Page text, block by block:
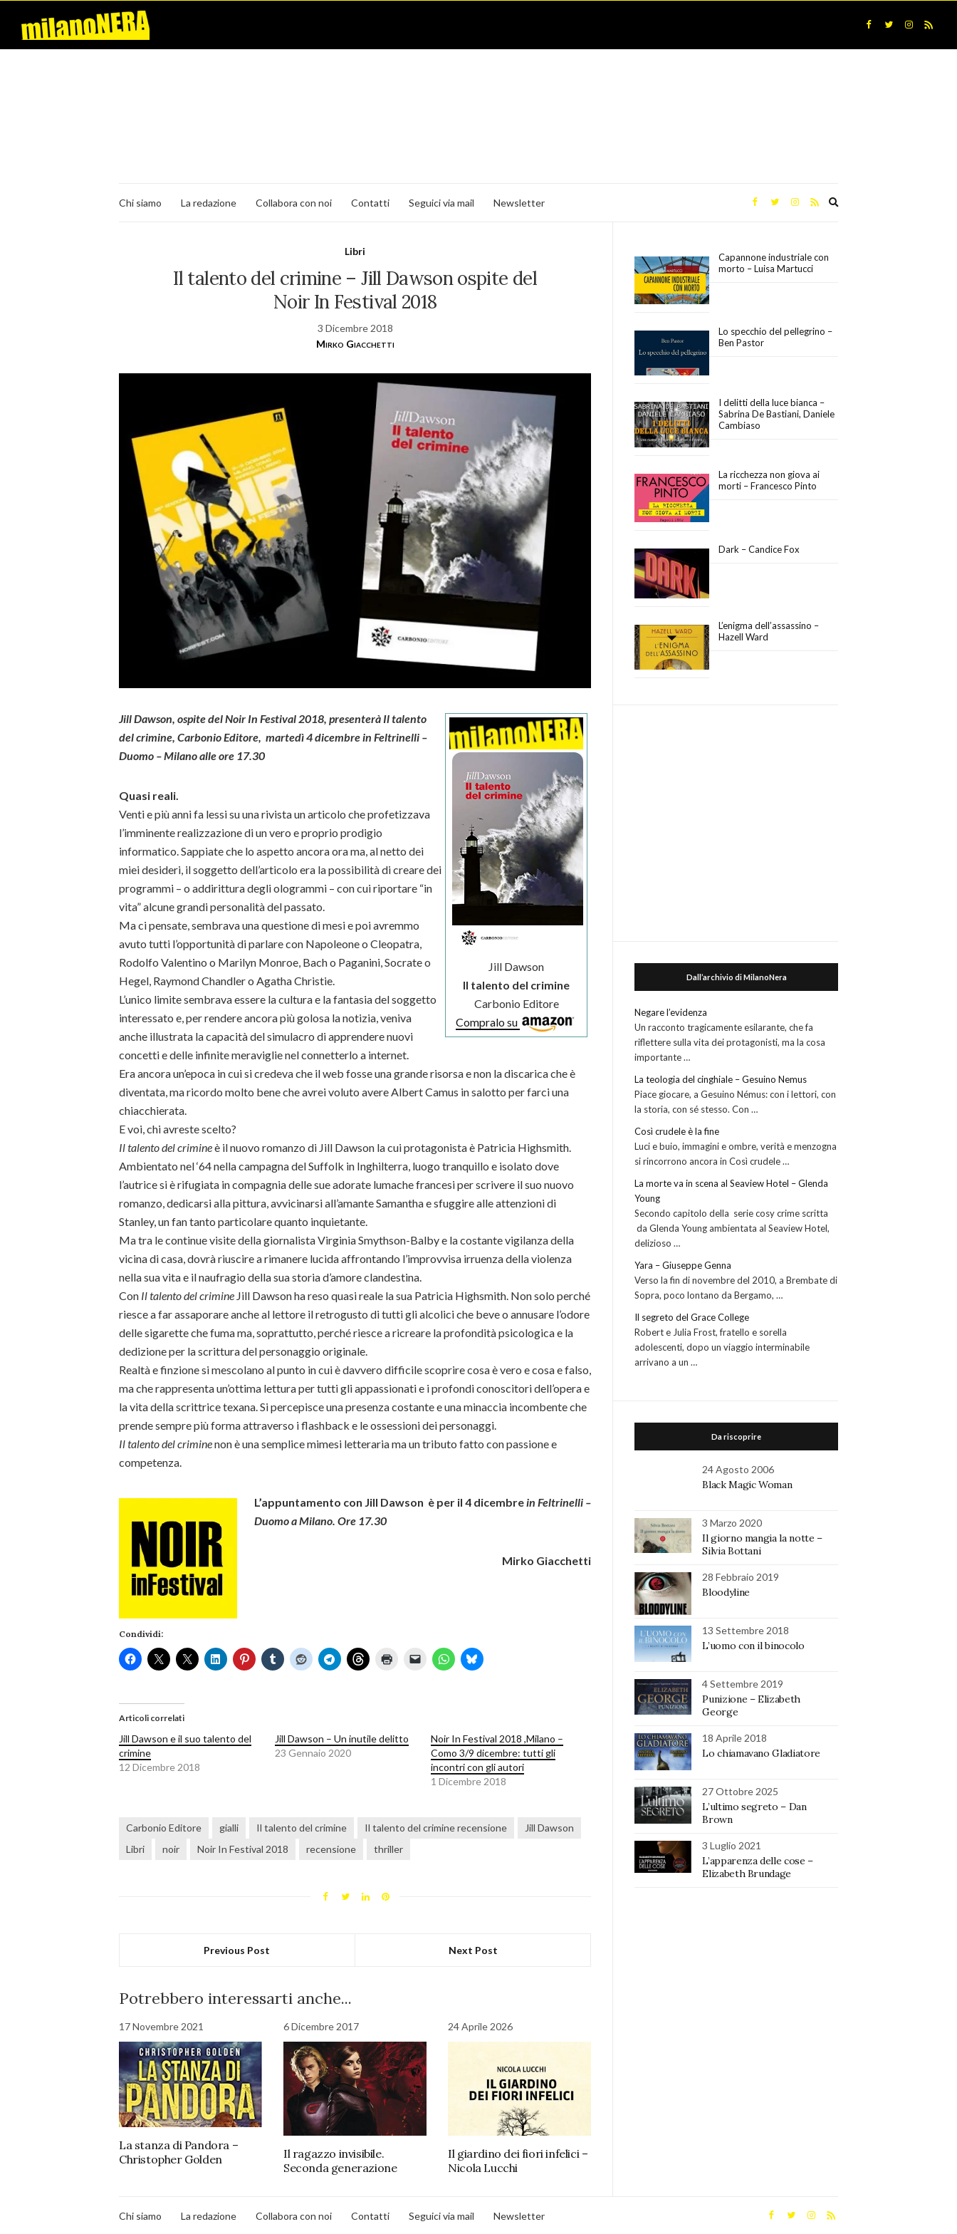
Chi siamo La redazione Collabora con noi Contatti Seguici via mail Newsletter
Libri
Il talento del crimine – Jill Dawson ospite del
Noir In Festival 2018
3 Dicembre 2018
Mirko Giacchetti
Jill Dawson
Il talento del crimine
Carbonio Editore
Compralo su
Jill Dawson, ospite del Noir In Festival 2018, presenterà Il talento
del crimine, Carbonio Editore, martedì 4 dicembre in Feltrinelli –
Duomo – Milano alle ore 17.30
Quasi reali.
Venti e più anni fa lessi su una rivista un articolo che profetizzava
l’imminente realizzazione di un vero e proprio prodigio
informatico. Sappiate che lo aspetto ancora ora ma, al netto dei
miei desideri, il soggetto dell’articolo era la possibilità di creare dei
programmi – o addirittura degli ologrammi – con cui riportare “in
vita” alcune grandi personalità del passato.
Ma ci pensate, sembrava una questione di mesi e poi avremmo
avuto tutti l’opportunità di parlare con Napoleone o Cleopatra,
Rodolfo Valentino o Marilyn Monroe, Bach o Paganini, Socrate o
Hegel, Raymond Chandler o Agatha Christie.
L’unico limite sembrava essere la cultura e la fantasia del soggetto
interessato e, per rendere ancora più golosa la notizia, veniva
anche illustrata la capacità del simulacro di apprendere nuovi
concetti e delle infinite meraviglie nel connetterlo a internet.
Era ancora un’epoca in cui si credeva che il web fosse una grande risorsa e non la discarica che è
diventata, ma ricordo molto bene che avrei voluto avere Albert Camus in salotto per farci una
chiacchierata.
E voi, chi avreste scelto?
Il talento del crimineè il nuovo romanzo di Jill Dawson la cui protagonista è Patricia Highsmith.
Ambientato nel ‘64 nella campagna del Suffolk in Inghilterra, luogo tranquillo e isolato dove
l’autrice si è rifugiata in compagnia delle sue adorate lumache francesi per scrivere il suo nuovo
romanzo, dedicarsi alla pittura, avvicinarsi all’amante Samantha e sfuggire alle attenzioni di
Stanley, un fan tanto particolare quanto inquietante.
Ma tra le continue visite della giornalista Virginia Smythson-Balby e la costante vigilanza della
vicina di casa, dovrà riuscire a rimanere lucida affrontando l’improvvisa irruenza della violenza
nella sua vita e il naufragio della sua storia d’amore clandestina.
Con Il talento del crimine Jill Dawson ha reso quasi reale la sua Patricia Highsmith. Non solo perché
riesce a far assaporare anche al lettore il retrogusto di tutti gli alcolici che beve o annusare l’odore
delle sigarette che fuma ma, soprattutto, perché riesce a ricreare la profondità psicologica e la
dedizione per la scrittura del personaggio originale.
Realtà e finzione si mescolano al punto in cui è davvero difficile scoprire cosa è vero e cosa e falso,
ma che rappresenta un’ottima lettura per tutti gli appassionati e i profondi conoscitori dell’opera e
la vita della scrittrice texana. Si percepisce una presenza costante e una minaccia incombente che
prende sempre più forma attraverso i flashback e le ossessioni dei personaggi.
Il talento del criminenon è una semplice mimesi letteraria ma un tributo fatto con passione e
competenza.
L’appuntamento con Jill Dawson è per il 4 dicembrein Feltrinelli –
Duomo a Milano. Ore 17.30
Mirko Giacchetti
Condividi:
Articoli correlati
Jill Dawson e il suo talento del
crimine
12 Dicembre 2018
Jill Dawson – Un inutile delitto
23 Gennaio 2020
Noir In Festival 2018 ,Milano –
Como 3/9 dicembre: tutti gli
incontri con gli autori
1 Dicembre 2018
Carbonio Editore gialli Il talento del crimine Il talento del crimine recensione
Jill Dawson
Libri
noir Noir In Festival 2018 recensione thriller
Previous Post Next Post
Potrebbero interessarti anche...
17 Novembre 2021
La stanza di Pandora –
Christopher Golden
6 Dicembre 2017
Il ragazzo invisibile.
Seconda generazione
24 Aprile 2026
Il giardino dei fiori infelici –
Nicola Lucchi
Capannone industriale con
morto – Luisa Martucci
Lo specchio del pellegrino –
Ben Pastor
I delitti della luce bianca –
Sabrina De Bastiani, Daniele
Cambiaso
La ricchezza non giova ai
morti – Francesco Pinto
Dark – Candice Fox
L’enigma dell’assassino –
Hazell Ward
Dall’archivio di MilanoNera
Negare l’evidenza
Un racconto tragicamente esilarante, che fa
riflettere sulla vita dei protagonisti, ma la cosa
importante …
La teologia del cinghiale – Gesuino Nemus
Piace giocare, a Gesuino Némus: con i lettori, con
la storia, con sé stesso. Con …
Così crudele è la fine
Luci e buio, immagini e ombre, verità e menzogna
si rincorrono ancora in Così crudele …
La morte va in scena al Seaview Hotel – Glenda
Young
Secondo capitolo della serie cosy crime scritta
da Glenda Young ambientata al Seaview Hotel,
delizioso …
Yara – Giuseppe Genna
Verso la fin di novembre del 2010, a Brembate di
Sopra, poco lontano da Bergamo, …
Il segreto del Grace College
Robert e Julia Frost, fratello e sorella
adolescenti, dopo un viaggio interminabile
arrivano a un …
Da riscoprire
24 Agosto 2006
Black Magic Woman
3 Marzo 2020
Il giorno mangia la notte –
Silvia Bottani
28 Febbraio 2019
Bloodyline
13 Settembre 2018
L’uomo con il binocolo
4 Settembre 2019
Punizione – Elizabeth
George
18 Aprile 2018
Lo chiamavano Gladiatore
27 Ottobre 2025
L’ultimo segreto – Dan
Brown
3 Luglio 2021
L’apparenza delle cose –
Elizabeth Brundage
Chi siamo La redazione Collabora con noi Contatti Seguici via mail Newsletter